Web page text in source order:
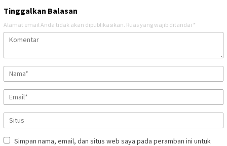
Tinggalkan Balasan
Alamat email Anda tidak akan dipublikasikan. Ruas yang wajib ditandai *
Simpan nama, email, dan situs web saya pada peramban ini untuk